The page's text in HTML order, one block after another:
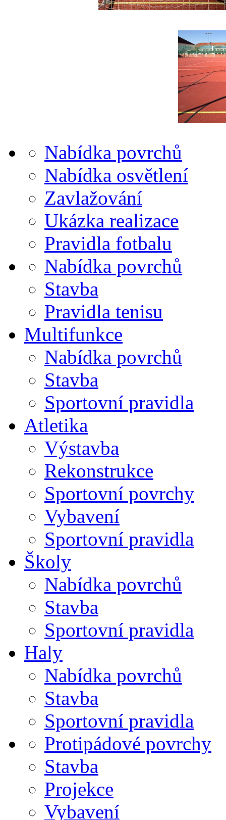
Nabídka povrchů
Nabídka osvětlení
Zavlažování
Ukázka realizace
Pravidla fotbalu
Nabídka povrchů
Stavba
Pravidla tenisu
Multifunkce
Nabídka povrchů
Stavba
Sportovní pravidla
Atletika
Výstavba
Rekonstrukce
Sportovní povrchy
Vybavení
Sportovní pravidla
Školy
Nabídka povrchů
Stavba
Sportovní pravidla
Haly
Nabídka povrchů
Stavba
Sportovní pravidla
Protipádové povrchy
Stavba
Projekce
Vybavení